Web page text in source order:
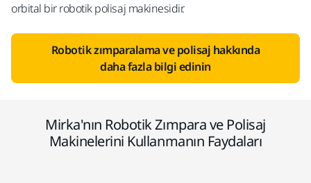
orbital bir robotik polisaj makinesidir.
Robotik zımparalama ve polisaj hakkında
daha fazla bilgi edinin
Mirka'nın Robotik Zımpara ve Polisaj
Makinelerini Kullanmanın Faydaları